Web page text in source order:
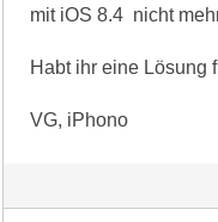
mit iOS 8.4 nicht
Habt ihr eine Lösung
VG, iPhono